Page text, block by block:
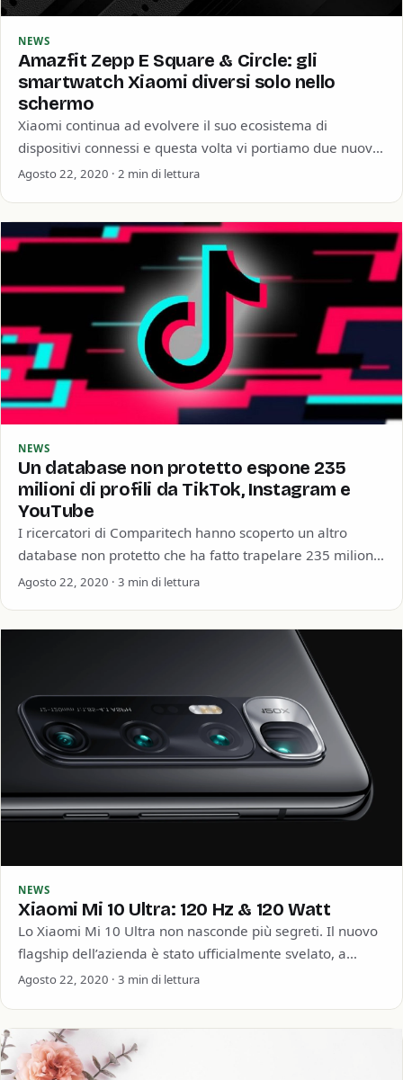
NEWS
Amazfit Zepp E Square & Circle: gli
smartwatch Xiaomi diversi solo nello
schermo
Xiaomi continua ad evolvere il suo ecosistema di
dispositivi connessi e questa volta vi portiamo due nuovi
esponenti della sua famiglia Amazfit.…
Agosto 22, 2020 · 2 min di lettura
NEWS
Un database non protetto espone 235
milioni di profili da TikTok, Instagram e
YouTube
I ricercatori di Comparitech hanno scoperto un altro
database non protetto che ha fatto trapelare 235 milioni
di record nel mondo. I…
Agosto 22, 2020 · 3 min di lettura
NEWS
Xiaomi Mi 10 Ultra: 120 Hz & 120 Watt
Lo Xiaomi Mi 10 Ultra non nasconde più segreti. Il nuovo
flagship dell’azienda è stato ufficialmente svelato, a
conferma di parte delle…
Agosto 22, 2020 · 3 min di lettura